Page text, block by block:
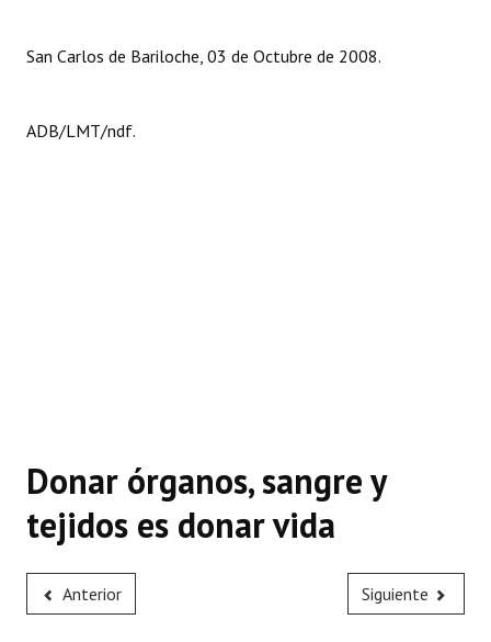
San Carlos de Bariloche, 03 de Octubre de 2008.
ADB/LMT/ndf.
Donar órganos, sangre y
tejidos es donar vida
Anterior Siguiente